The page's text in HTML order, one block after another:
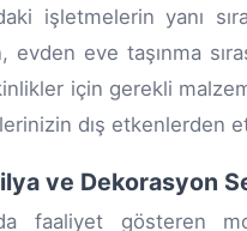
işletmelerin yanı
evden eve taşınma
için gerekli
dış etkenlerden
ve Dekorasyon
faaliyet gösteren